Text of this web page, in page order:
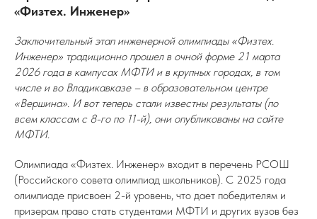
«Физтех. Инженер»
Заключительный этап инженерной олимпиады «Физтех.
Инженер» традиционно прошел в очной форме 21 марта
2026 года в кампусах МФТИ и в крупных городах, в том
числе и во Владикавказе – в образовательном центре
«Вершина». И вот теперь стали известны результаты (по
всем классам с 8-го по 11-й), они опубликованы на сайте
МФТИ.
Олимпиада «Физтех. Инженер» входит в перечень РСОШ
(Российского совета олимпиад школьников). С 2025 года
олимпиаде присвоен 2-й уровень, что дает победителям и
призерам право стать студентами МФТИ и других вузов без